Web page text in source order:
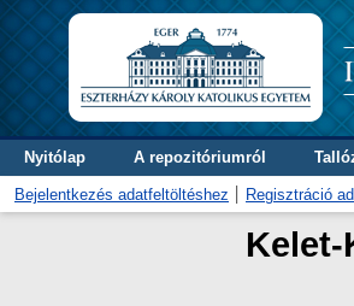
Nyitólap A repozitóriumról
Bejelentkezés adatfeltöltéshez Regisztráció